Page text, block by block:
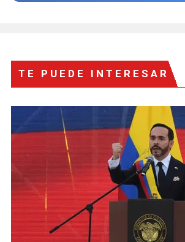
TE PUEDE INTERESAR